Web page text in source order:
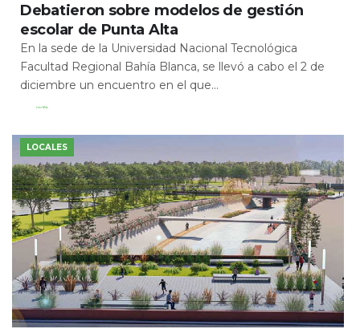
Debatieron sobre modelos de gestión
escolar de Punta Alta
En la sede de la Universidad Nacional Tecnológica
Facultad Regional Bahía Blanca, se llevó a cabo el 2 de
diciembre un encuentro en el que...
Leer Más
LOCALES